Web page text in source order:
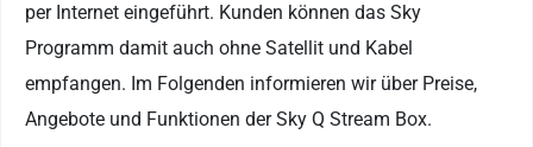
per Internet eingeführt. Kunden können das Sky
Programm damit auch ohne Satellit und Kabel
empfangen. Im Folgenden informieren wir über Preise,
Angebote und Funktionen der Sky Q Stream Box.